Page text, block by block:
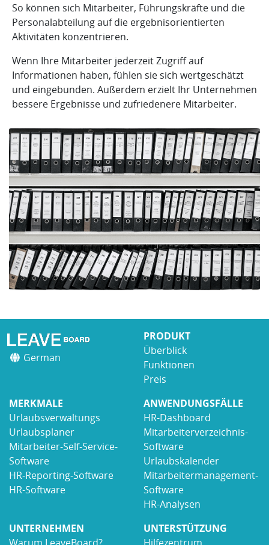
So können sich Mitarbeiter, Führungskräfte und die
Personalabteilung auf die ergebnisorientierten
Aktivitäten konzentrieren.
Wenn Ihre Mitarbeiter jederzeit Zugriff auf
Informationen haben, fühlen sie sich wertgeschätzt
und eingebunden. Außerdem erzielt Ihr Unternehmen
bessere Ergebnisse und zufriedenere Mitarbeiter.
German
PRODUKT
Überblick
Funktionen
Preis
MERKMALE
Urlaubsverwaltungs
Urlaubsplaner
Mitarbeiter-Self-Service-
Software
HR-Reporting-Software
HR-Software
ANWENDUNGSFÄLLE
HR-Dashboard
Mitarbeiterverzeichnis-
Software
Urlaubskalender
Mitarbeitermanagement-
Software
HR-Analysen
UNTERNEHMEN
UNTERSTÜTZUNG